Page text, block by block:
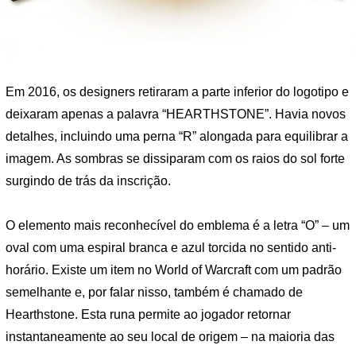
Em 2016, os designers retiraram a parte inferior do logotipo e
deixaram apenas a palavra “HEARTHSTONE”. Havia novos
detalhes, incluindo uma perna “R” alongada para equilibrar a
imagem. As sombras se dissiparam com os raios do sol forte
surgindo de trás da inscrição.
O elemento mais reconhecível do emblema é a letra “O” – um
oval com uma espiral branca e azul torcida no sentido anti-
horário. Existe um item no World of Warcraft com um padrão
semelhante e, por falar nisso, também é chamado de
Hearthstone. Esta runa permite ao jogador retornar
instantaneamente ao seu local de origem – na maioria das